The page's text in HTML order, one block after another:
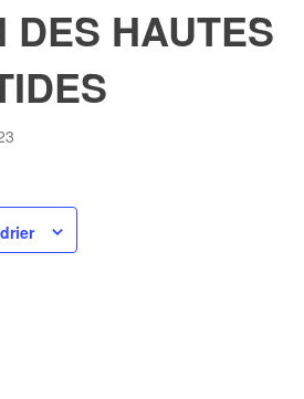
DES HAUTES